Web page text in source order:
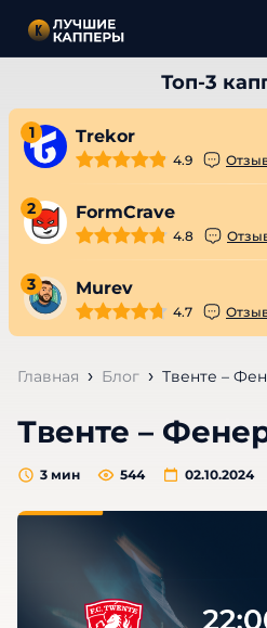
1 Trekor
4.9
2 FormCrave
4.8
3 Murev
4.7
Главная Блог Твенте –
Твенте –
02.10.2024
3 мин 544